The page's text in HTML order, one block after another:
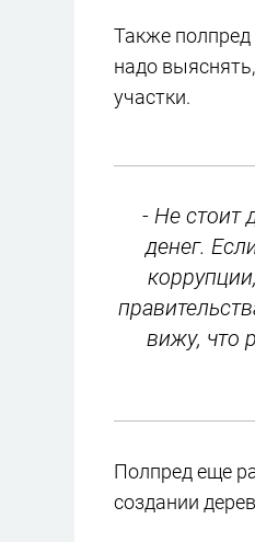
Также полпред
надо
участки.
- Не стоит
денег.
вижу, что
Полпред еще
создании